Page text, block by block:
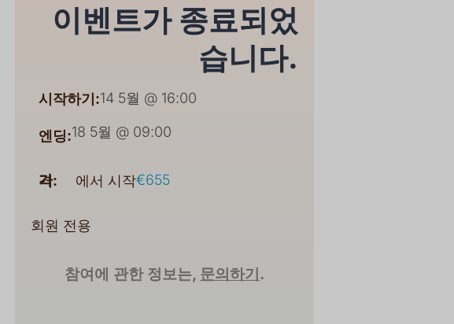
이벤트가 종료되었
습니다.
시작하기:14 5월 @ 16:00
엔딩:18 5월 @ 09:00
가격: 에서 시작€655
회원 전용
참여에 관한 정보는, 문의하기 .